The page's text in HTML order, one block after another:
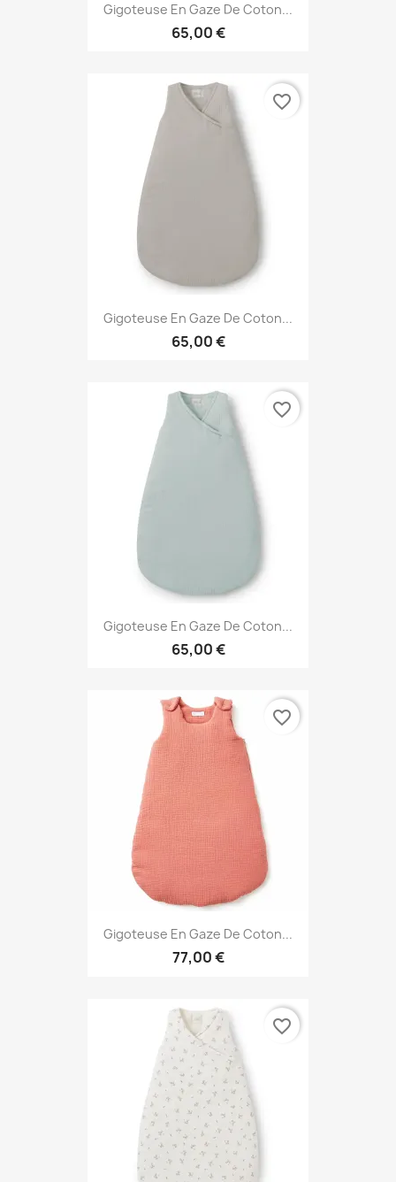
Gigoteuse En Gaze De Coton...
65,00 €
Gigoteuse En Gaze De Coton...
65,00 €
favorite_border
Gigoteuse En Gaze De Coton...
65,00 €
favorite_border
Gigoteuse En Gaze De Coton...
77,00 €
favorite_border
favorite_border